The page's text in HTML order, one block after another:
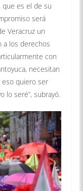
que es el de su
será
Veracruz un
a los derechos
con
necesitan
eso quiero ser
lo seré”, subrayó.